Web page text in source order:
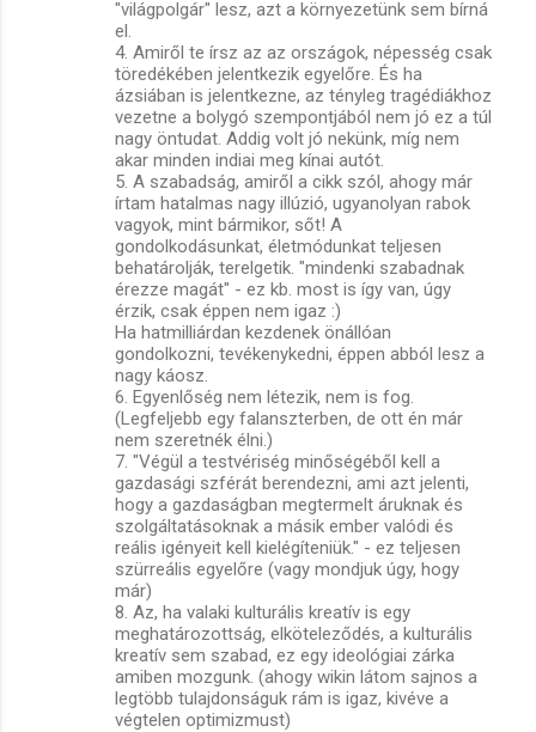
"világpolgár" lesz, azt a környezetünk sem bírná
el.
4. Amiről te írsz az az országok, népesség csak
töredékében jelentkezik egyelőre. És ha
ázsiában is jelentkezne, az tényleg tragédiákhoz
vezetne a bolygó szempontjából nem jó ez a túl
nagy öntudat. Addig volt jó nekünk, míg nem
akar minden indiai meg kínai autót.
5. A szabadság, amiről a cikk szól, ahogy már
írtam hatalmas nagy illúzió, ugyanolyan rabok
vagyok, mint bármikor, sőt! A
gondolkodásunkat, életmódunkat teljesen
behatárolják, terelgetik. "mindenki szabadnak
érezze magát" - ez kb. most is így van, úgy
érzik, csak éppen nem igaz :)
Ha hatmilliárdan kezdenek önállóan
gondolkozni, tevékenykedni, éppen abból lesz a
nagy káosz.
6. Egyenlőség nem létezik, nem is fog.
(Legfeljebb egy falanszterben, de ott én már
nem szeretnék élni.)
7. "Végül a testvériség minőségéből kell a
gazdasági szférát berendezni, ami azt jelenti,
hogy a gazdaságban megtermelt áruknak és
szolgáltatásoknak a másik ember valódi és
reális igényeit kell kielégíteniük." - ez teljesen
szürreális egyelőre (vagy mondjuk úgy, hogy
már)
8. Az, ha valaki kulturális kreatív is egy
meghatározottság, elköteleződés, a kulturális
kreatív sem szabad, ez egy ideológiai zárka
amiben mozgunk. (ahogy wikin látom sajnos a
legtöbb tulajdonságuk rám is igaz, kivéve a
végtelen optimizmust)